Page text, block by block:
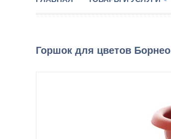
Горшок для цветов